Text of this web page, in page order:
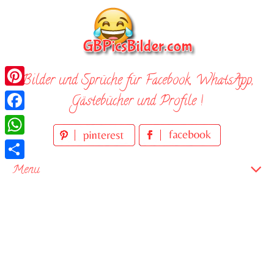
Bilder und Sprüche für Facebook, WhatsApp,
Gästebücher und Profile !
Menu
Pinterest
Facebook
WhatsApp
Teilen